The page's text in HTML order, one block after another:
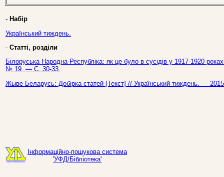
- Набір
Український тиждень.
- Статті, розділи
Білоруська Народна Республіка: як це було в сусідів у 1917-1920
№ 19. — С. 30-33.
Жыве Беларусь: Добірка статей [Текст] // Український тиждень. —
Інформаційно-пошукова система
'УФД/Бібліотека'